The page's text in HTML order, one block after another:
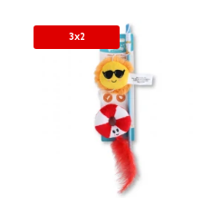
3x2